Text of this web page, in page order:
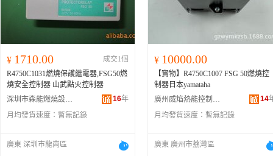
¥ 1710.00
成交1個
R4750C1031燃燒保護繼電器,FSG50燃
燒安全控制器 山武點火控制器
深圳市森能燃燒設備有限公司
16年
月均發貨速度： 暫無記錄
廣東 深圳市龍崗區
¥ 10000.00
【實物】R4750C1007 FSG 50燃燒控
制器日本yamataha
廣州威焰熱能控制設備有限公司
14
月均發貨速度： 暫無記錄
廣東 廣州市荔灣區